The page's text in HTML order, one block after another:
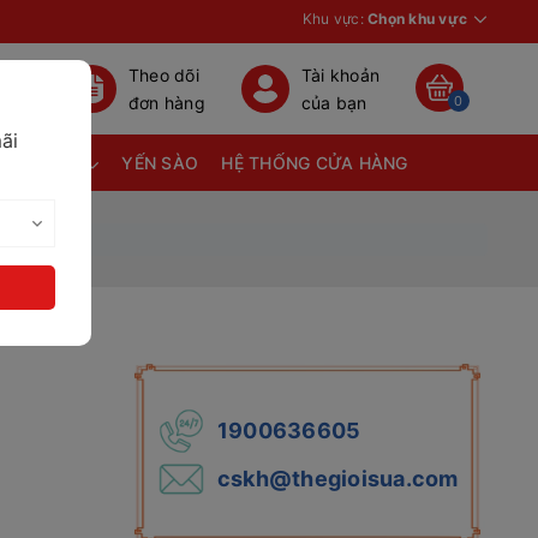
Khu vực: Chọn khu vực
Theo dõi
đơn hàng
Tài khoản
của bạn
0
YẾN SÀO HỆ THỐNG CỬA HÀNG
1900636605
cskh@thegioisua.com